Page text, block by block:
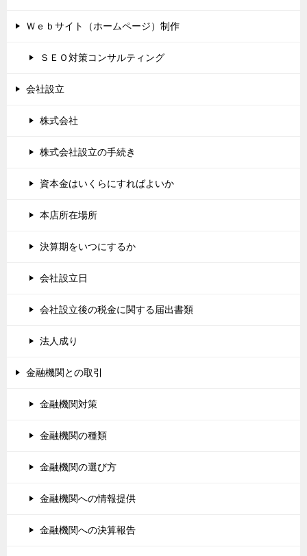
Ｗｅｂサイト（ホームページ）制作
ＳＥＯ対策コンサルティング
会社設立
株式会社
株式会社設立の手続き
資本金はいくらにすればよいか
本店所在場所
決算期をいつにするか
会社設立日
会社設立後の税金に関する届出書類
法人成り
金融機関との取引
金融機関対策
金融機関の種類
金融機関の選び方
金融機関への情報提供
金融機関への決算報告